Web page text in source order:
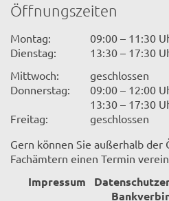
Öffnungszeiten
Montag:
09:00 – 11:30
Dienstag:
13:30 – 17:30
Mittwoch:
geschlossen
Donnerstag:
09:00 – 12:00
13:30 – 17:30
Freitag:
geschlossen
Gern können Sie außerhalb
Fachämtern einen Termin
Impressum